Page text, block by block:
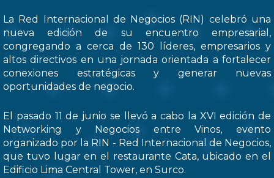
La Red Internacional de Negocios (RIN) celebró una
nueva edición de su encuentro empresarial,
congregando a cerca de 130 líderes, empresarios y
altos directivos en una jornada orientada a fortalecer
conexiones estratégicas y generar nuevas
oportunidades de negocio.
El pasado 11 de junio se llevó a cabo la XVI edición de
Networking y Negocios entre Vinos, evento
organizado por la RIN - Red Internacional de Negocios,
que tuvo lugar en el restaurante Cata, ubicado en el
Edificio Lima Central Tower, en Surco.